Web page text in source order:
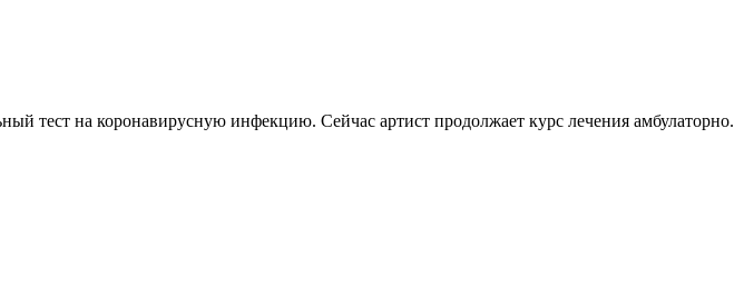
тест на коронавирусную инфекцию. Сейчас артист продолжает курс лечения амбулаторно.